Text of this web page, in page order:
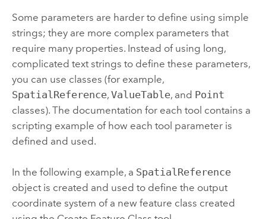
Some parameters are harder to define using simple
strings; they are more complex parameters that
require many properties. Instead of using long,
complicated text strings to define these parameters,
you can use classes (for example,
SpatialReference, ValueTable, and Point
classes). The documentation for each tool contains a
scripting example of how each tool parameter is
defined and used.
In the following example, a SpatialReference
object is created and used to define the output
coordinate system of a new feature class created